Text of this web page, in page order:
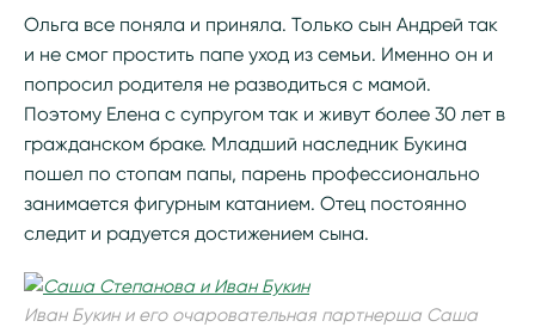
Ольга все поняла и приняла. Только сын Андрей так
и не смог простить папе уход из семьи. Именно он и
попросил родителя не разводиться с мамой.
Поэтому Елена с супругом так и живут более 30 лет в
гражданском браке. Младший наследник Букина
пошел по стопам папы, парень профессионально
занимается фигурным катанием. Отец постоянно
следит и радуется достижением сына.
Иван Букин и его очаровательная партнерша Саша